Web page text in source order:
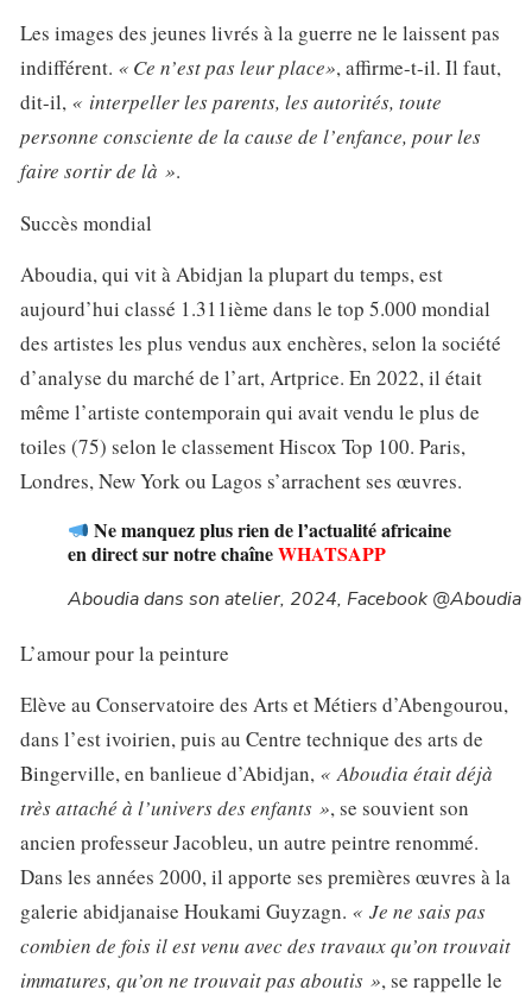
Les images des jeunes livrés à la guerre ne le laissent pas
indifférent. « Ce n’est pas leur place», affirme-t-il. Il faut,
dit-il, « interpeller les parents, les autorités, toute
personne consciente de la cause de l’enfance, pour les
faire sortir de là ».
Succès mondial
Aboudia, qui vit à Abidjan la plupart du temps, est
aujourd’hui classé 1.311ième dans le top 5.000 mondial
des artistes les plus vendus aux enchères, selon la société
d’analyse du marché de l’art, Artprice. En 2022, il était
même l’artiste contemporain qui avait vendu le plus de
toiles (75) selon le classement Hiscox Top 100. Paris,
Londres, New York ou Lagos s’arrachent ses œuvres.
Ne manquez plus rien de l’actualité africaine
en direct sur notre chaîneWHATSAPP
Aboudia dans son atelier, 2024, Facebook @Aboudia
L’amour pour la peinture
Elève au Conservatoire des Arts et Métiers d’Abengourou,
dans l’est ivoirien, puis au Centre technique des arts de
Bingerville, en banlieue d’Abidjan, « Aboudia était déjà
très attaché à l’univers des enfants », se souvient son
ancien professeur Jacobleu, un autre peintre renommé.
Dans les années 2000, il apporte ses premières œuvres à la
galerie abidjanaise Houkami Guyzagn. « Je ne sais pas
combien de fois il est venu avec des travaux qu’on trouvait
immatures, qu’on ne trouvait pas aboutis », se rappelle le